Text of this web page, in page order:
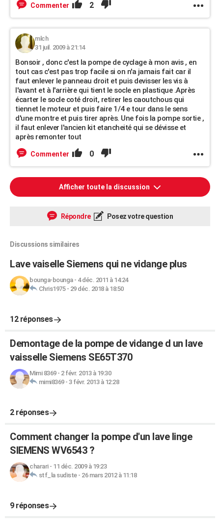
Commenter 2
mlch
31 juil. 2009 à 21:14
Bonsoir , donc c'est la pompe de cyclage à mon avis , en
tout cas c'est pas trop facile si on n'a jamais fait car il
faut enlever le panneau droit et puis devisser les vis à
l'avant et à l'arrière qui tient le socle en plastique .Après
écarter le socle coté droit, retirer les caoutchous qui
tiennet le moteur et puis faire 1/4 e tour dans le sens
d'une montre et puis tirer après. Une fois la pompe sortie ,
il faut enlever l'ancien kit etancheité qui se dévisse et
après remonter tout
Commenter 0
Afficher toute la discussion
Répondre Posez votre question
Discussions similaires
Lave vaiselle Siemens qui ne vidange plus
bounga-bounga- 4 déc. 2011 à 14:24
Chris1975- 29 déc. 2018 à 18:50
12 réponses
Demontage de la pompe de vidange d un lave
vaisselle Siemens SE65T370
Mimi 8369- 2 févr. 2013 à 19:30
mimi8369- 3 févr. 2013 à 12:28
2 réponses
Comment changer la pompe d'un lave linge
SIEMENS WV6543 ?
charari- 11 déc. 2009 à 19:23
stf_la sudiste- 26 mars 2012 à 11:18
9 réponses